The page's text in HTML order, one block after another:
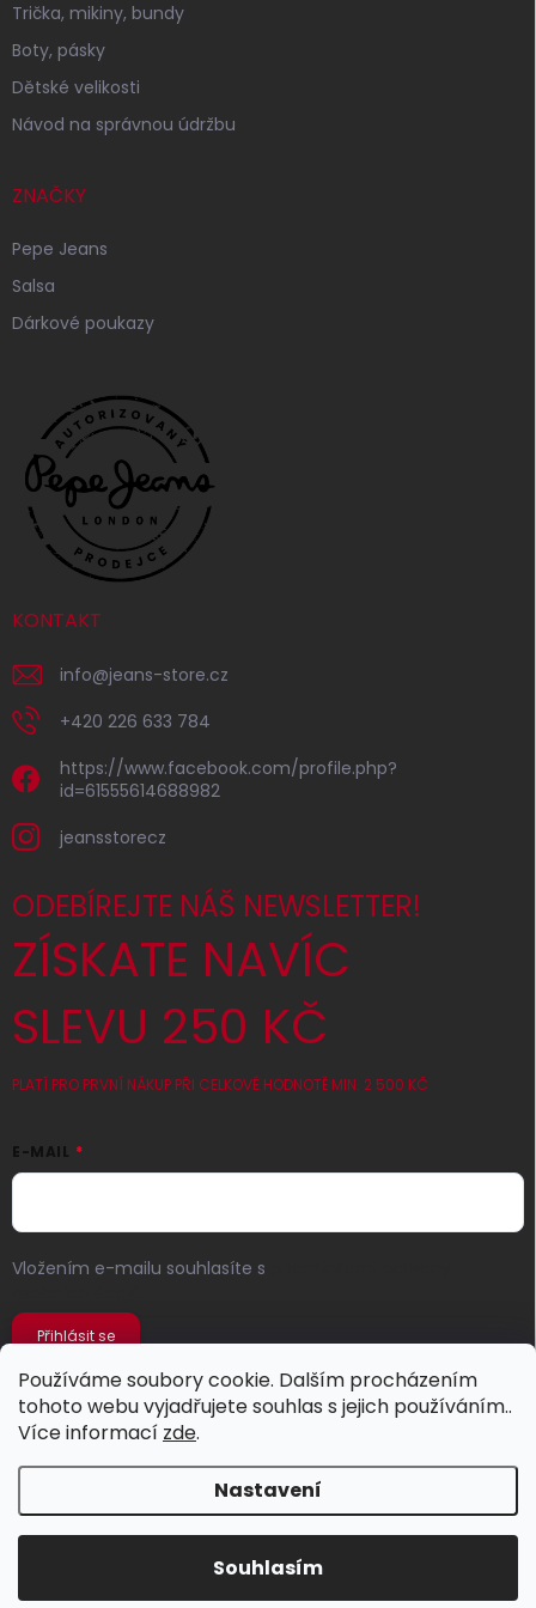
Používáme soubory cookie. Dalším procházením
tohoto webu vyjadřujete souhlas s jejich používáním..
Více informací zde.
Nastavení
Souhlasím
Trička, mikiny, bundy
Boty, pásky
Dětské velikosti
Návod na správnou údržbu
ZNAČKY
Pepe Jeans
Salsa
Dárkové poukazy
KONTAKT
info@jeans-store.cz
+420 226 633 784
https://www.facebook.com/profile.php?
id=61555614688982
jeansstorecz
ODEBÍREJTE NÁŠ NEWSLETTER!
ZÍSKATE NAVÍC
SLEVU 250 KČ
PLATÍ PRO PRVNÍ NÁKUP PŘI CELKOVÉ HODNOTĚ MIN. 2 500 KČ
E-MAIL
Vložením e-mailu souhlasíte s
Přihlásit se
Jeans Store. Všechna práva vyhrazena.